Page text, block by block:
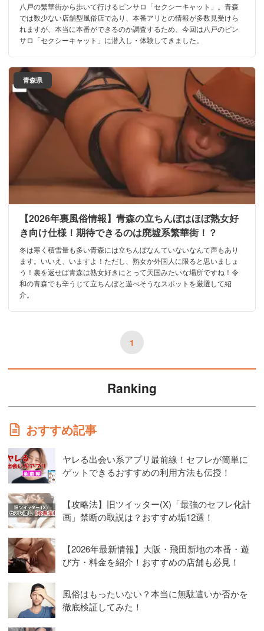
八戸の繁華街から歩いて行けるピンサロ「セクシーキャット」。青森
では数少ない店舗型風俗店であり、本番アリとの情報が多数見受けら
れますが、本当に本番ができるのか調査するため、今回は八戸のピン
サロ「セクシーキャット」に潜入し・体験してきました。
青森県
【2026年裏風俗情報】青森の立ちんぼはほぼ熟女好
き向け仕様！期待できるのは廃墟系繁華街！？
冬は寒く積雪量も多い青森には立ちんぼなんていないなんて声もあり
ます。いいえ、いますよ！ただし、熟女か外国人に限ると思いましょ
う！裏を返せば青森は熟女好きにとって天国みたいな場所ですね！令
和の青森でも辛うじて立ちんぼと遊べそうなスポットを厳選して紹
介。
1
Ranking
おすすめ記事
ヤレる出会い系アプリ最前線！セフレが簡単に
ゲットできるおすすめの利用方法も伝授！
【攻略法】旧ツイッター(X)「最強のセフレ化計
画」禁断の取説は？おすすめ垢12選！
【2026年最新情報】大阪・飛田新地の本番・遊
び方・料金を紹介！おすすめの店舗も必見！
風俗はもったいない？本当に無駄遣いか否かを
徹底検証してみた！